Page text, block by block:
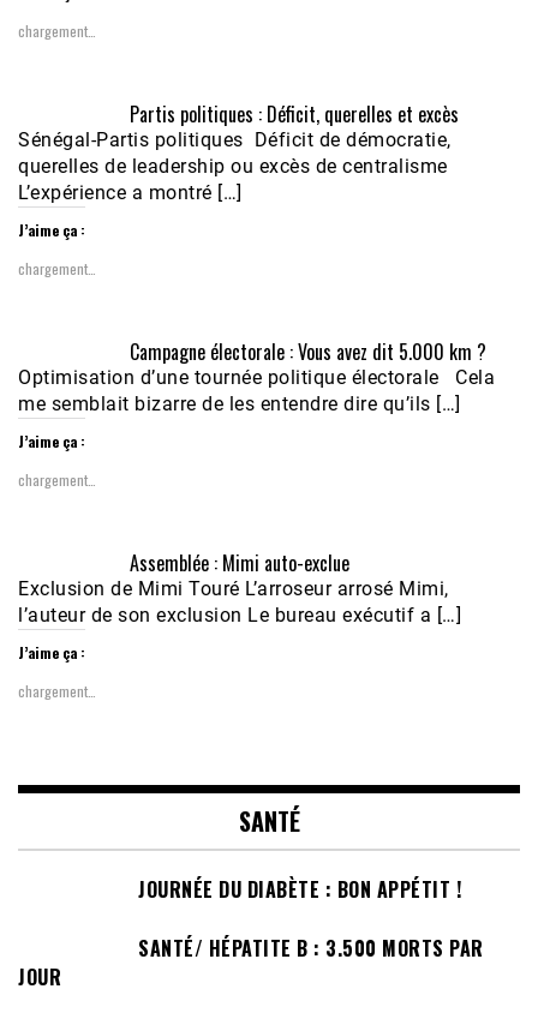
chargement…
Partis politiques : Déficit, querelles et excès
Sénégal-Partis politiques Déficit de démocratie,
querelles de leadership ou excès de centralisme
L’expérience a montré […]
J’aime ça :
chargement…
Campagne électorale : Vous avez dit 5.000 km ?
Optimisation d’une tournée politique électorale Cela
me semblait bizarre de les entendre dire qu’ils […]
J’aime ça :
chargement…
Assemblée : Mimi auto-exclue
Exclusion de Mimi Touré L’arroseur arrosé Mimi,
l’auteur de son exclusion Le bureau exécutif a […]
J’aime ça :
chargement…
SANTÉ
JOURNÉE DU DIABÈTE : BON APPÉTIT !
SANTÉ/ HÉPATITE B : 3.500 MORTS PAR
JOUR